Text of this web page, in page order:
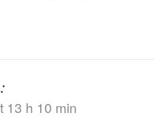
13 h 10 min